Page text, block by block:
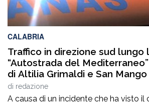
CALABRIA
Traffico in direzione sud lungo
“Autostrada del
di Altilia Grimaldi e San Mango
di redazione
A causa di un incidente che ha visto